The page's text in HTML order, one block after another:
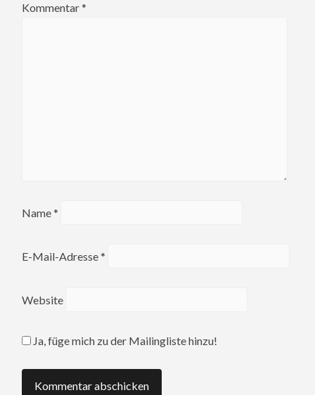
Kommentar*
Name*
E-Mail-Adresse*
Website
Ja, füge mich zu der Mailingliste hinzu!